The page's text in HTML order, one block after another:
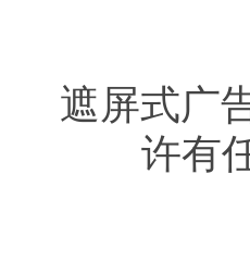
遮屏式广
许有